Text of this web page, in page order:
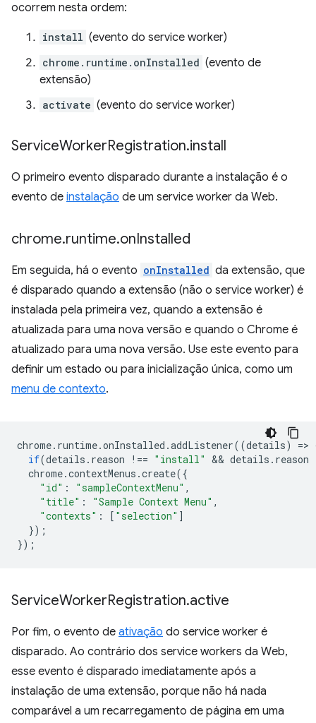
ocorrem nesta ordem:
install (evento do service worker)
chrome.runtime.onInstalled (evento de
extensão)
activate (evento do service worker)
ServiceWorkerRegistration.install
O primeiro evento disparado durante a instalação é o
evento de instalação de um service worker da Web.
chrome.runtime.onInstalled
Em seguida, há o evento onInstalled da extensão, que
é disparado quando a extensão (não o service worker) é
instalada pela primeira vez, quando a extensão é
atualizada para uma nova versão e quando o Chrome é
atualizado para uma nova versão. Use este evento para
definir um estado ou para inicialização única, como um
menu de contexto.
chrome. runtime.onInstalled .addListener((details) =>
if(details . reason !== "install" && details . reason
chrome.contextMenus .create({
"id" : "sampleContextMenu" ,
"title" : "Sample Context Menu" ,
"contexts" : [ "selection" ]
});
});
ServiceWorkerRegistration.active
Por fim, o evento de ativação do service worker é
disparado. Ao contrário dos service workers da Web,
esse evento é disparado imediatamente após a
instalação de uma extensão, porque não há nada
comparável a um recarregamento de página em uma